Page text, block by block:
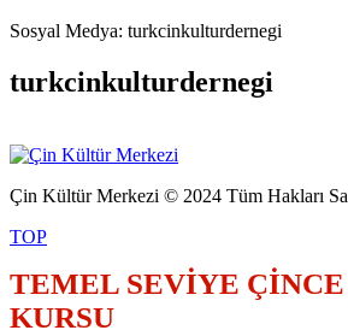
Sosyal Medya: turkcinkulturdernegi
turkcinkulturdernegi
Çin Kültür Merkezi © 2024 Tüm Hakları
TOP
TEMEL SEVİYE ÇİNCE
KURSU